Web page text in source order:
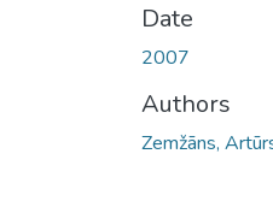
Date
2007
Authors
Zemžāns,